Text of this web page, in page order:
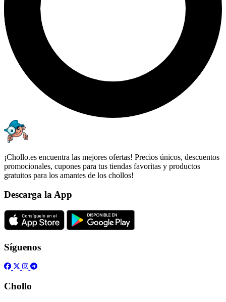
¡Chollo.es encuentra las mejores ofertas! Precios únicos, descuentos
promocionales, cupones para tus tiendas favoritas y productos
gratuitos para los amantes de los chollos!
Descarga la App
Síguenos
Chollo